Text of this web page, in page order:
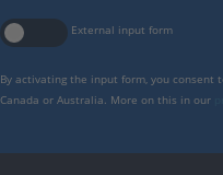
External input form
By activating the input form, you consent
Canada or Australia. More on this in our